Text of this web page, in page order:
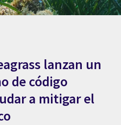
lanzan un
de código
a mitigar el